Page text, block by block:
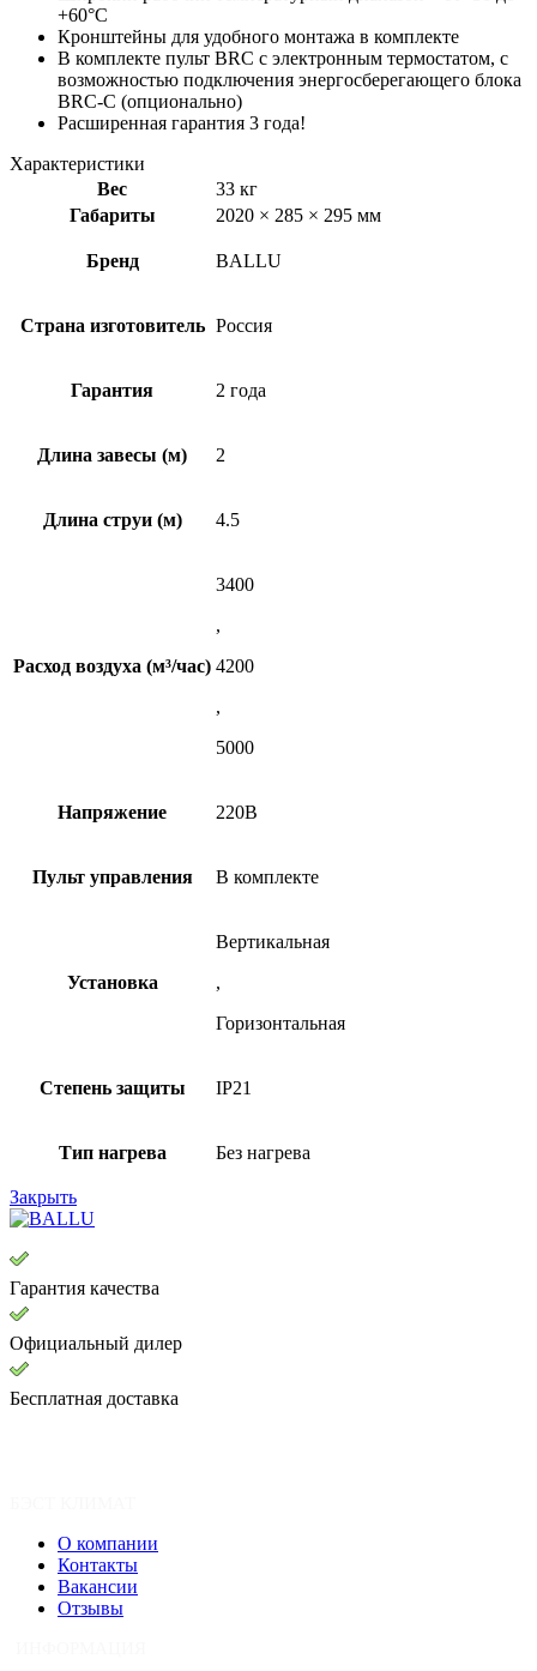
+60°С
Кронштейны для удобного монтажа в комплекте
В комплекте пульт BRC с электронным термостатом, с
возможностью подключения энергосберегающего блока
BRC-C (опционально)
Расширенная гарантия 3 года!
Характеристики
Вес
33 кг
Габариты
2020 × 285 × 295 мм
Бренд BALLU
Страна изготовитель Россия
Гарантия 2 года
Длина завесы (м) 2
Длина струи (м) 4.5
Расход воздуха (м³/час)
3400
,
4200
,
5000
Напряжение 220В
Пульт управления В комплекте
Установка
Вертикальная
,
Горизонтальная
Степень защиты IP21
Тип нагрева Без нагрева
Закрыть
Гарантия качества
Официальный дилер
Бесплатная доставка
О компании
Контакты
Вакансии
Отзывы